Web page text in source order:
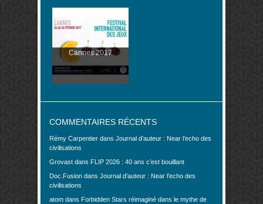
Cannes 2017
COMMENTAIRES RÉCENTS
Rémy Carpentier dans Journal d’auteur : Near l’echo des
civilisations
Grovast dans FLIP 2026 : 40 ans c’est bouillant
Doc.Fusion dans Journal d’auteur : Near l’echo des
civilisations
atom dans Forbidden Stars réimaginé dans le mythe de